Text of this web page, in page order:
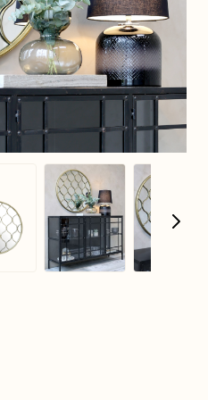
View larger image
View larger